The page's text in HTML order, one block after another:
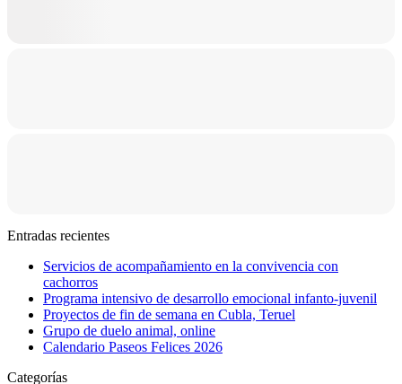
Entradas recientes
Servicios de acompañamiento en la convivencia con
cachorros
Programa intensivo de desarrollo emocional infanto-juvenil
Proyectos de fin de semana en Cubla, Teruel
Grupo de duelo animal, online
Calendario Paseos Felices 2026
Categorías